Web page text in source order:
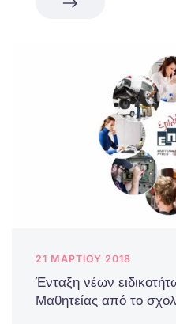
21 ΜΑΡΤΊΟΥ 2018
Ένταξη νέων
Μαθητείας από το